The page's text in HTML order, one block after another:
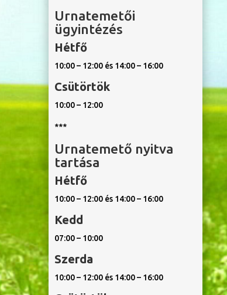
Urnatemetői
ügyintézés
Hétfő
10:00 – 12:00 és 14:00 – 16:00
Csütörtök
10:00 – 12:00
***
Urnatemető nyitva
tartása
Hétfő
10:00 – 12:00 és 14:00 – 16:00
Kedd
07:00 – 10:00
Szerda
10:00 – 12:00 és 14:00 – 16:00